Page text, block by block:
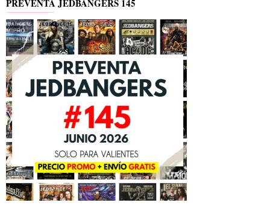
PREVENTA JEDBANGERS 145